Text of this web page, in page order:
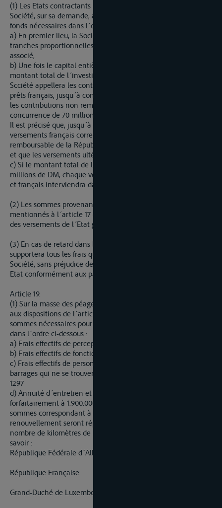
(1) Les Etats contractants mettront à la disposition de la
Société, sur sa demande, au fur et à mesure de ses besoins, les
fonds nécessaires dans l´ordre suivant :
a) En premier lieu, la Société appellera le capital social, par
tranches proportionnelles à la participation de chaque
associé,
b) Une fois le capital entièrement utilisé et jusqu´à un
montant total de l´investissement de 370 millions de DM, la
Scciété appellera les contributions non remboursables et les
prêts français, jusqu´à concurrence de 198 millions de DM et
les contributions non remboursables allemandes jusqu´à
concurrence de 70 millions de DM dans le rapport de 198 à 70.
Il est précisé que, jusqu´à concurrence de 10 millions, les
versements français correspondent à la contribution non
remboursable de la République Française définie à l´article 16
et que les versements ultérieurs correspondent à des prêts.
c) Si le montant total de l´investissement dépasse 370
millions de DM, chaque versement supplémentaire allemand
et français interviendra dans la proportion de 120 à 250.
(2) Les sommes provenant éventuellement des emprunts
mentionnés à l´article 17 d) interviendront aux lieu et place
des versements de l´Etat garant.
(3) En cas de retard dans les versements, l´Etat responsable
supportera tous les frais qui pourraient en résulter pour la
Société, sans préjudice des obligations qui incombent à cet
Etat conformément aux para[1]graphes précédents.
Article 19.
(1) Sur la masse des péages remis à la Société conformément
aux dispositions de l´article 26, la Société prélèvera les
sommes nécessaires pour couvrir les dépenses suivantes et
dans l´ordre ci-dessous :
a) Frais effectifs de perception des péages,
b) Frais effectifs de fonctionnement de la Société,
c) Frais effectifs de personnel des écluses ainsi que des
barrages qui ne se trouveraient pas à proximité des écluses,
1297
d) Annuité d´entretien et de renouvellement fixée
forfaitairement à 1.900.000 DM (valeur 1er août 1955). Les
sommes correspondant à cette annuité d´entretien et de
renouvellement seront réparties entre les Etats selon le
nombre de kilomètres de rive intéressés par la canalisation, à
savoir :
République Fédérale d´Allemagne :
République Française :
Grand-Duché de Luxembourg :